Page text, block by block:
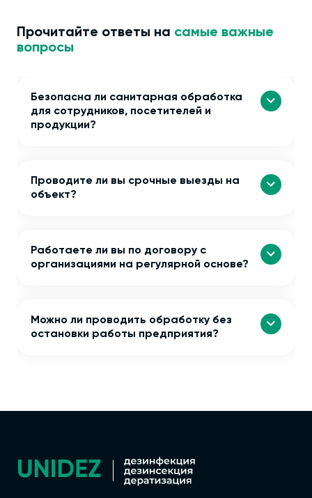
Прочитайте ответы на самые важные
вопросы
Безопасна ли санитарная обработка
для сотрудников, посетителей и
продукции?
Проводите ли вы срочные выезды на
объект?
Работаете ли вы по договору с
организациями на регулярной основе?
Можно ли проводить обработку без
остановки работы предприятия?